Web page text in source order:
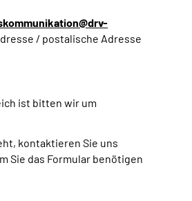
/ postalische Adresse
ist bitten wir um
kontaktieren Sie uns
Sie das Formular benötigen